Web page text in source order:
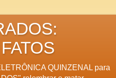
QUINZENAL para